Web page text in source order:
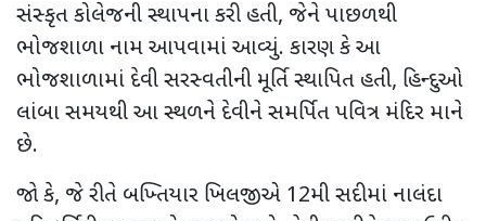
સંસ્કૃત કોલેજની સ્થાપના કરી હતી, જેને પાછળથી
ભોજશાળા નામ આપવામાં આવ્યું. કારણ કે આ
ભોજશાળામાં દેવી સરસ્વતીની મૂર્તિ સ્થાપિત હતી, હિન્દુઓ
લાંબા સમયથી આ સ્થળને દેવીને સમર્પિત પવિત્ર મંદિર માને
છે.
જો કે, જે રીતે બખ્તિયાર ખિલજીએ 12મી સદીમાં નાલંદા